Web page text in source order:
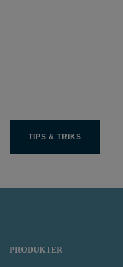
TIPS & TRIKS
PRODUKTER